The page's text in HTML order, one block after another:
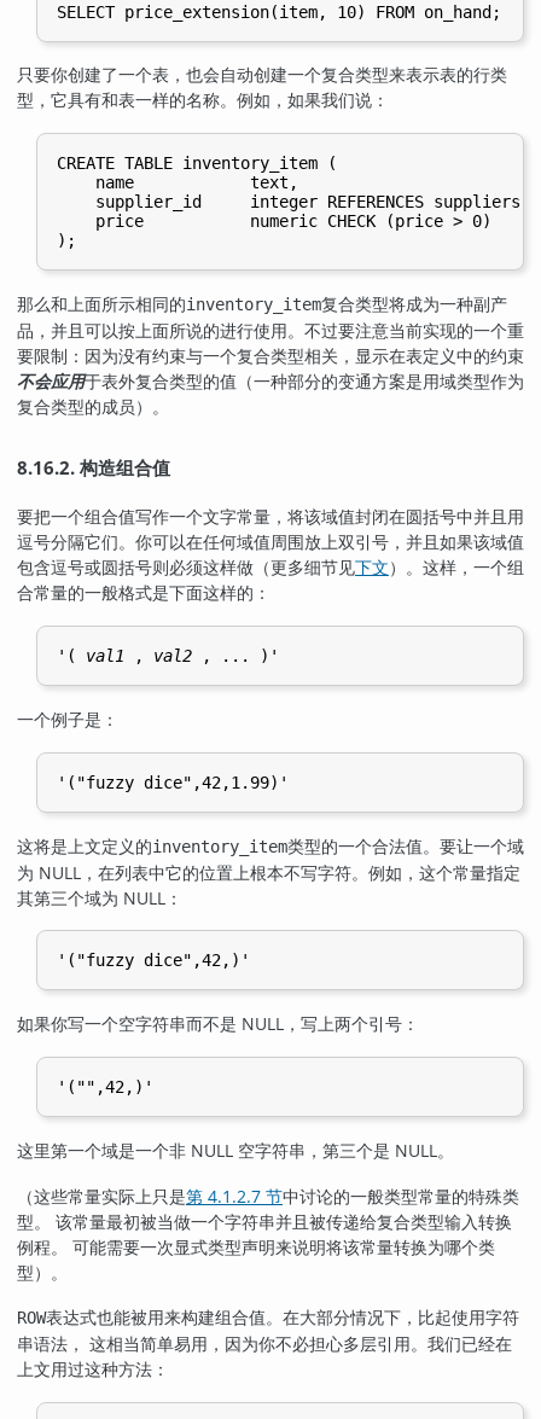
SELECT price_extension(item, 10) FROM on_hand;
只要你创建了一个表，也会自动创建一个复合类型来表示表的行类
型，它具有和表一样的名称。例如，如果我们说：
CREATE TABLE inventory_item (
    name            text,
    supplier_id     integer REFERENCES suppliers,
    price           numeric CHECK (price > 0)
);
那么和上面所示相同的inventory_item复合类型将成为一种副产
品，并且可以按上面所说的进行使用。不过要注意当前实现的一个重
要限制：因为没有约束与一个复合类型相关，显示在表定义中的约束
不会应用于表外复合类型的值（一种部分的变通方案是用域类型作为
复合类型的成员）。
8.16.2. 构造组合值
要把一个组合值写作一个文字常量，将该域值封闭在圆括号中并且用
逗号分隔它们。你可以在任何域值周围放上双引号，并且如果该域值
包含逗号或圆括号则必须这样做（更多细节见下文）。这样，一个组
合常量的一般格式是下面这样的：
'( val1 , val2 , ... )'
一个例子是：
'("fuzzy dice",42,1.99)'
这将是上文定义的inventory_item类型的一个合法值。要让一个域
为 NULL，在列表中它的位置上根本不写字符。例如，这个常量指定
其第三个域为 NULL：
'("fuzzy dice",42,)'
如果你写一个空字符串而不是 NULL，写上两个引号：
'("",42,)'
这里第一个域是一个非 NULL 空字符串，第三个是 NULL。
（这些常量实际上只是第 4.1.2.7 节中讨论的一般类型常量的特殊类
型。 该常量最初被当做一个字符串并且被传递给复合类型输入转换
例程。 可能需要一次显式类型声明来说明将该常量转换为哪个类
型）。
ROW表达式也能被用来构建组合值。在大部分情况下，比起使用字符
串语法， 这相当简单易用，因为你不必担心多层引用。我们已经在
上文用过这种方法：